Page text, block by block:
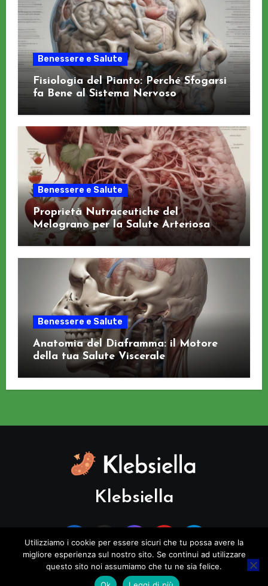
Benessere e Salute
Fisiologia del Pianto: Perché Sfogarsi
fa Bene al Sistema Nervoso
Benessere e Salute
Proprietà Nutraceutiche del
Melograno per la Salute Arteriosa
Benessere e Salute
Anatomia del Diaframma: il Motore
della tua Salute Viscerale
Klebsiella
Utilizziamo i cookie per essere sicuri che tu possa avere la
migliore esperienza sul nostro sito. Se continui ad utilizzare
questo sito noi assumiamo che tu ne sia felice.